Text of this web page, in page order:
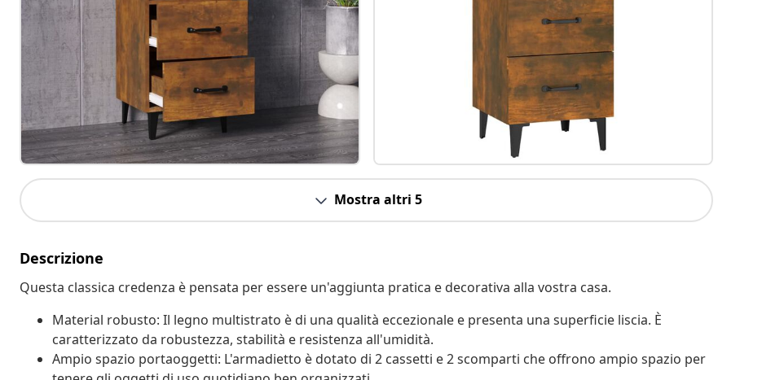
Mostra altri 5
Descrizione
Questa classica credenza è pensata per essere un'aggiunta pratica e decorativa alla vostra casa.
Material robusto: Il legno multistrato è di una qualità eccezionale e presenta una superficie liscia. È
caratterizzato da robustezza, stabilità e resistenza all'umidità.
Ampio spazio portaoggetti: L'armadietto è dotato di 2 cassetti e 2 scomparti che offrono ampio spazio per